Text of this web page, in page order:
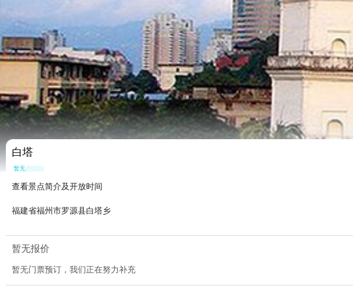
白塔
暂无点评
查看景点简介及开放时间
福建省福州市罗源县白塔乡
暂无报价
暂无门票预订，我们正在努力补充